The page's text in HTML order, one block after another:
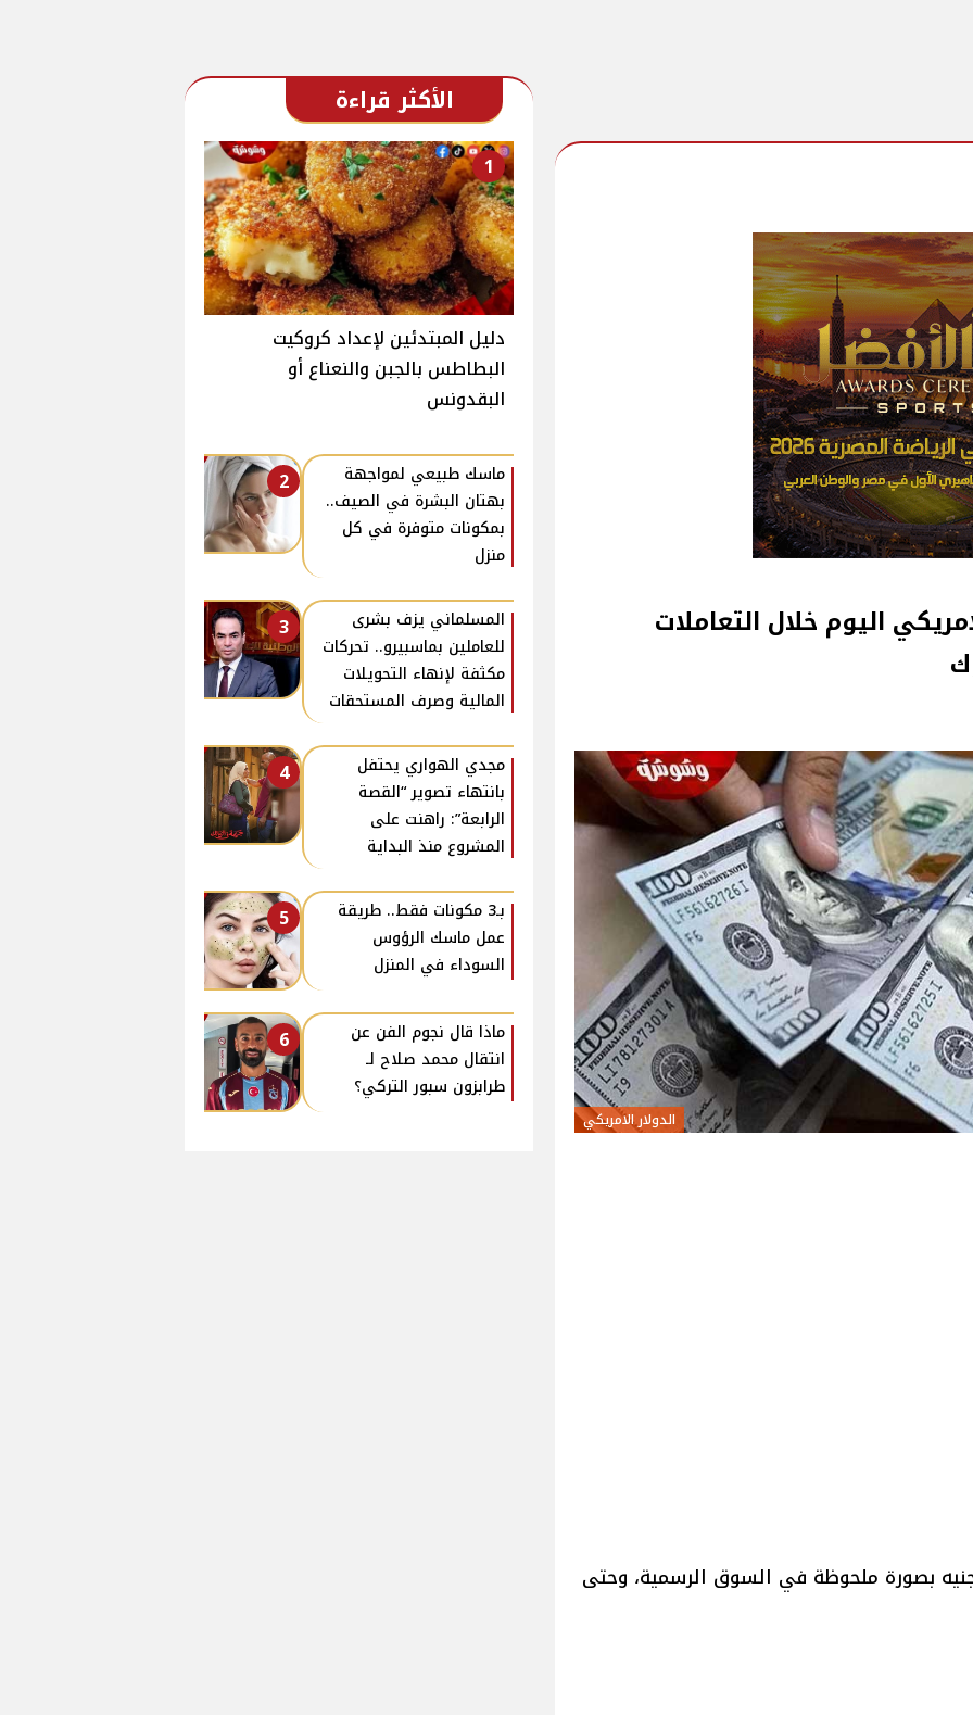
اليوم خلال التعاملات
الدولار الامريكي
بصورة ملحوظة في السوق الرسمية، وحتى
الأكثر قراءة
1
دليل المبتدئين لإعداد كروكيت
البطاطس بالجبن والنعناع أو
البقدونس
2
ماسك طبيعي لمواجهة
بهتان البشرة في الصيف..
بمكونات متوفرة في كل
منزل
3
المسلماني يزف بشرى
للعاملين بماسبيرو.. تحركات
مكثفة لإنهاء التحويلات
المالية وصرف المستحقات
4
مجدي الهواري يحتفل
بانتهاء تصوير “القصة
الرابعة”: راهنت على
المشروع منذ البداية
5
بـ3 مكونات فقط.. طريقة
عمل ماسك الرؤوس
السوداء في المنزل
6
ماذا قال نجوم الفن عن
انتقال محمد صلاح لـ
طرابزون سبور التركي؟